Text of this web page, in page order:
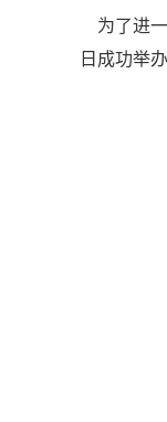
为了进一
日成功举